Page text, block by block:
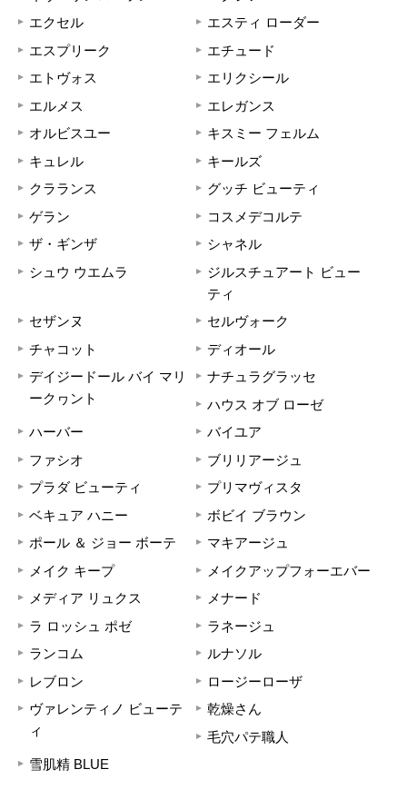
エクセル
エスティ ローダー
エスプリーク
エチュード
エトヴォス
エリクシール
エルメス
エレガンス
オルビスユー
キスミー フェルム
キュレル
キールズ
クラランス
グッチ ビューティ
ゲラン
コスメデコルテ
ザ・ギンザ
シャネル
シュウ ウエムラ
ジルスチュアート ビュー
ティ
セザンヌ
セルヴォーク
チャコット
ディオール
デイジードール バイ マリ
ークヮント
ナチュラグラッセ
ハウス オブ ローゼ
ハーバー
バイユア
ファシオ
ブリリアージュ
プラダ ビューティ
プリマヴィスタ
ベキュア ハニー
ボビイ ブラウン
ポール ＆ ジョー ボーテ
マキアージュ
メイク キープ
メイクアップフォーエバー
メディア リュクス
メナード
ラ ロッシュ ポゼ
ラネージュ
ランコム
ルナソル
レブロン
ロージーローザ
ヴァレンティノ ビューテ
ィ
乾燥さん
毛穴パテ職人
雪肌精 BLUE